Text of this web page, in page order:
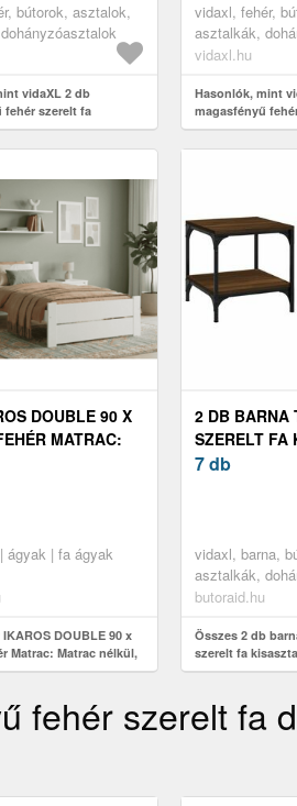
bútorok, asztalok,
vidaXL 2 db
fehér szerelt fa
50 x 50 x 40 cm
vidaxl, fehér,
asztalkák,
vidaxl.hu
Hasonlók, mint
magasfényű
dohányzóasztal
DOUBLE 90 X
MATRAC:
ágyak | fa ágyak
DOUBLE 90 x
Matrac: Matrac nélkül,
nélkül
2 DB BARNA
SZERELT FA
X 40 X 40 CM
7 db
vidaxl, barna,
asztalkák,
butoraid.hu
Összes 2 db
szerelt fa
fehér szerelt fa